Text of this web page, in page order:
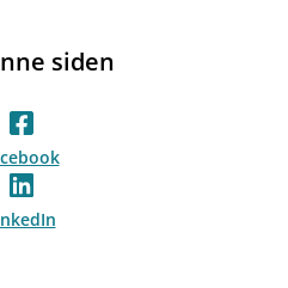
siden